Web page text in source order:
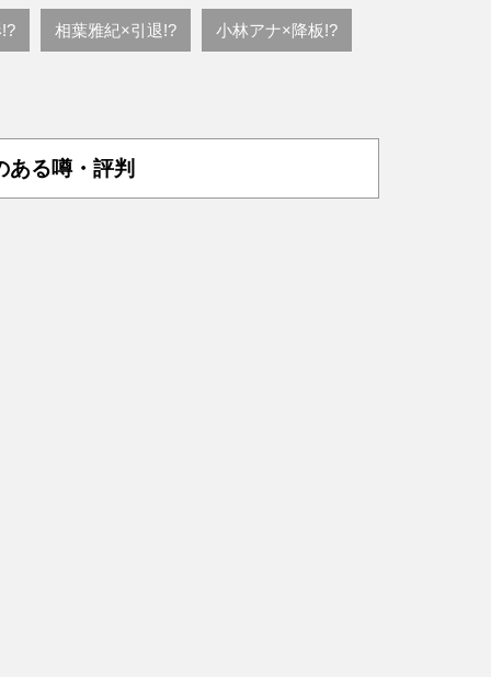
相葉雅紀×引退!? 小林アナ×降板!?
ある噂・評判